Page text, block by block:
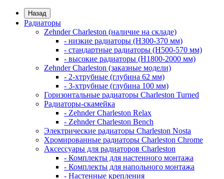
Назад
Радиаторы
Zehnder Charleston (наличие на складе)
- низкие радиаторы (H300-370 мм)
- стандартные радиаторы (H500-570 мм)
- высокие радиаторы (H1800-2000 мм)
Zehnder Charleston (заказные модели)
- 2-хтрубные (глубина 62 мм)
- 3-хтрубные (глубина 100 мм)
Горизонтальные радиаторы Charleston Turned
Радиаторы-скамейка
- Zehnder Charleston Relax
- Zehnder Charleston Bench
Электрические радиаторы Charleston Nosta
Хромированные радиаторы Charleston Chrome
Аксессуары для радиаторов Charleston
- Комплекты для настенного монтажа
- Комплекты для напольного монтажа
- Настенные крепления